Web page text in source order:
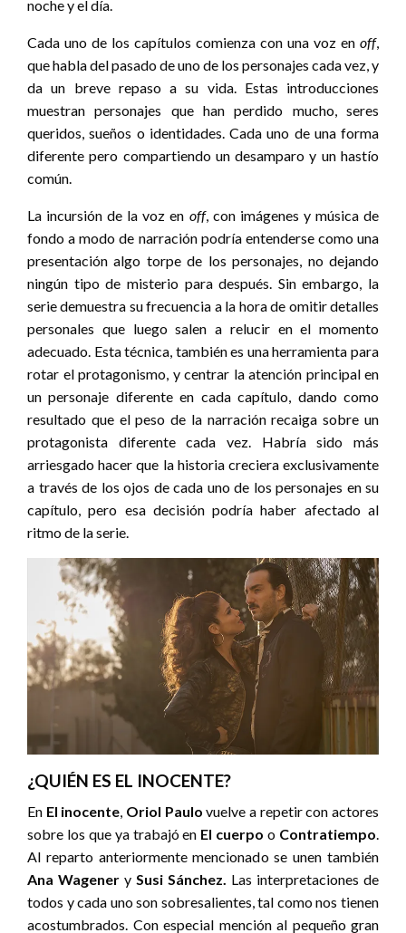
noche y el día.
Cada uno de los capítulos comienza con una voz en off,
que habla del pasado de uno de los personajes cada vez, y
da un breve repaso a su vida. Estas introducciones
muestran personajes que han perdido mucho, seres
queridos, sueños o identidades. Cada uno de una forma
diferente pero compartiendo un desamparo y un hastío
común.
La incursión de la voz en off, con imágenes y música de
fondo a modo de narración podría entenderse como una
presentación algo torpe de los personajes, no dejando
ningún tipo de misterio para después. Sin embargo, la
serie demuestra su frecuencia a la hora de omitir detalles
personales que luego salen a relucir en el momento
adecuado. Esta técnica, también es una herramienta para
rotar el protagonismo, y centrar la atención principal en
un personaje diferente en cada capítulo, dando como
resultado que el peso de la narración recaiga sobre un
protagonista diferente cada vez. Habría sido más
arriesgado hacer que la historia creciera exclusivamente
a través de los ojos de cada uno de los personajes en su
capítulo, pero esa decisión podría haber afectado al
ritmo de la serie.
¿QUIÉN ES EL INOCENTE?
En El inocente, Oriol Paulo vuelve a repetir con actores
sobre los que ya trabajó en El cuerpo o Contratiempo.
Al reparto anteriormente mencionado se unen también
Ana Wagener y Susi Sánchez. Las interpretaciones de
todos y cada uno son sobresalientes, tal como nos tienen
acostumbrados. Con especial mención al pequeño gran